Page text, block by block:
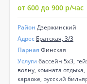
от 600 до 900 р/час
Район Дзержинский
Адрес Братская, 3/3
Парная Финская
Услуги бассейн 5х3,
волну, комната отдыха,
караоке, русский